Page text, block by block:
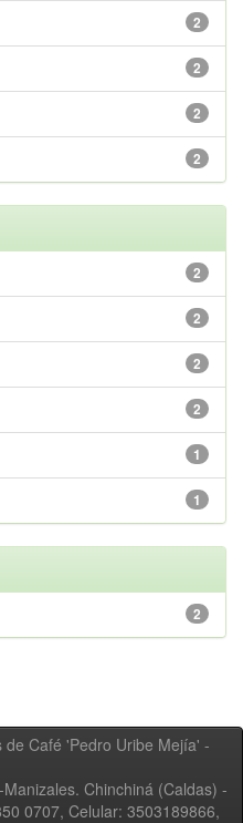
2
2
2
2
2
2
2
2
1
1
2
Café 'Pedro Uribe Mejía' -
Chinchiná (Caldas) -
0707, Celular: 3503189866,